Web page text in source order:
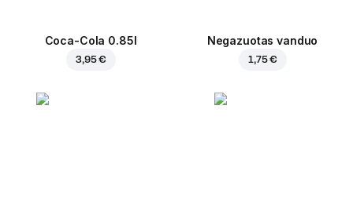
Coca-Cola 0.85l
3,95 €
Negazuotas vanduo
1,75 €